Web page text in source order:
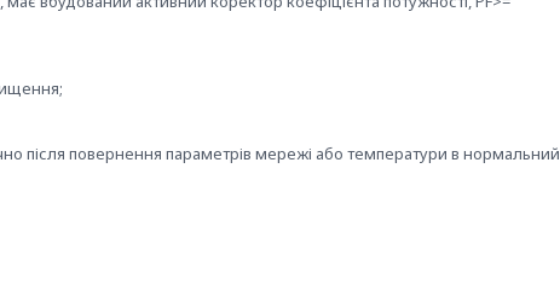
після повернення параметрів мережі або температури в нормальний